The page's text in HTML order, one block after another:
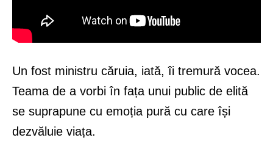
Un fost ministru căruia, iată, îi tremură vocea.
Teama de a vorbi în fața unui public de elită
se suprapune cu emoția pură cu care își
dezvăluie viața.